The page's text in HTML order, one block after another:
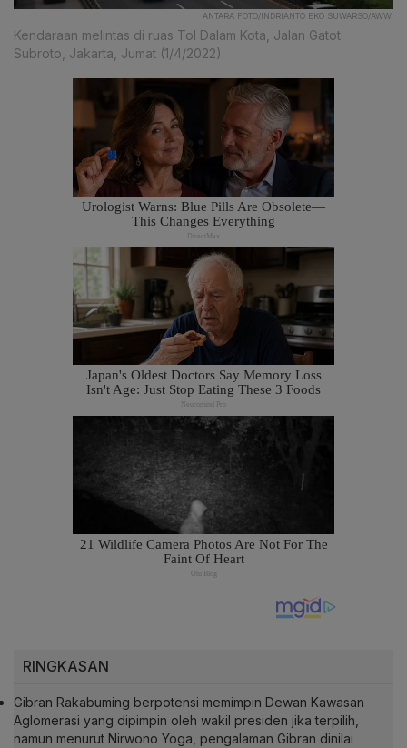
ANTARA FOTO/INDRIANTO EKO SUWARSO/AWW.
Kendaraan melintas di ruas Tol Dalam Kota, Jalan Gatot
Subroto, Jakarta, Jumat (1/4/2022).
RINGKASAN
Gibran Rakabuming berpotensi memimpin Dewan Kawasan
Aglomerasi yang dipimpin oleh wakil presiden jika terpilih,
namun menurut Nirwono Yoga, pengalaman Gibran dinilai